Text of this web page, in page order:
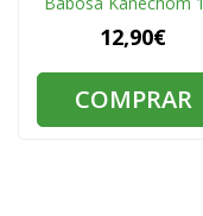
12,90€
COMPRAR